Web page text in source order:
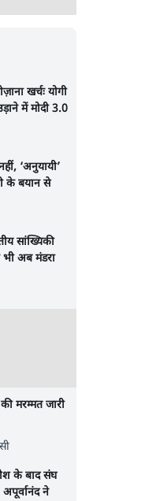
राहुल
खर्चः योगी
में मोदी 3.0
‘अनुयायी’
के बयान से
सांख्यिकी
भी अब मंडरा
की मरम्मत जारी
के बाद संघ
अपूर्वानंद ने